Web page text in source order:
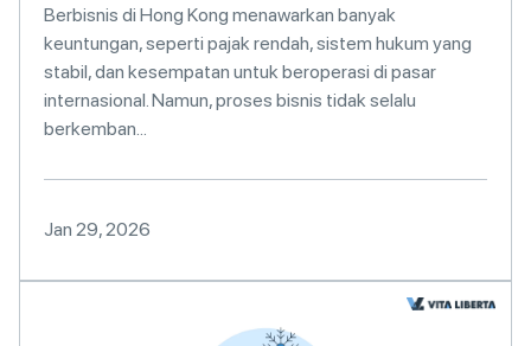
Berbisnis di Hong Kong menawarkan banyak
keuntungan, seperti pajak rendah, sistem hukum yang
stabil, dan kesempatan untuk beroperasi di pasar
internasional. Namun, proses bisnis tidak selalu
berkemban...
Jan 29, 2026